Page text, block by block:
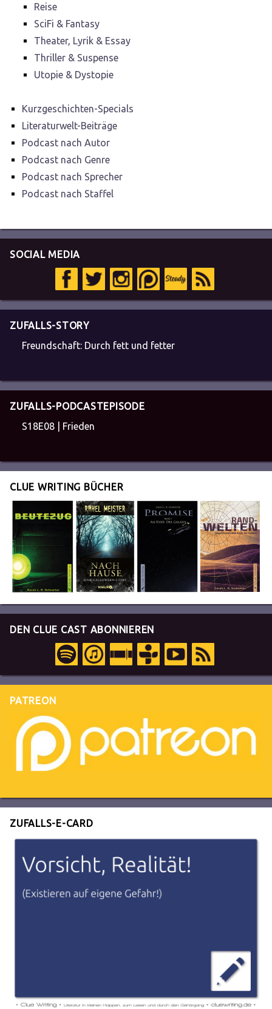
Reise
SciFi & Fantasy
Theater, Lyrik & Essay
Thriller & Suspense
Utopie & Dystopie
Kurzgeschichten-Specials
Literaturwelt-Beiträge
Podcast nach Autor
Podcast nach Genre
Podcast nach Sprecher
Podcast nach Staffel
SOCIAL MEDIA
ZUFALLS-STORY
Freundschaft: Durch fett und fetter
ZUFALLS-PODCASTEPISODE
S18E08 | Frieden
CLUE WRITING BÜCHER
DEN CLUE CAST ABONNIEREN
PATREON
ZUFALLS-E-CARD